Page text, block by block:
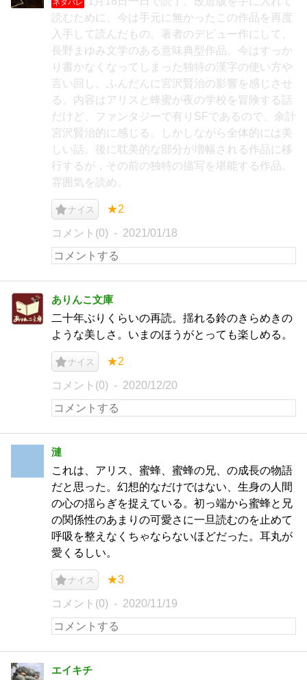
ネタバレ
読むために、今は手元に無かったこの作品を再度
入手して読んだもの。著者のデビュー作にして、
長野まゆみ文学のある意味典型作品。今はすっか
り書かなくなってしまった独特の漢字の使い方や
言い回し、ふんだんに宮沢賢治の影響を感じさせ
る。内容はアリスと蜂蜜が夜の学校を冒険する話
だけど、ファンタジーで有りSFであるので、余計
宮沢賢治的に感じる。しかしながら全体的には美
しい話。後に耽美的な部分が増幅される作品に移
行するが，その前の独特の描写を堪能する作品。
雰囲気を読め。
ナイス ★2
コメント(0) 2021/01/18
ありんこ文庫
二十年ぶりくらいの再読。揺れる鈴のきらめきの
ような美しさ。いまのほうがとっても楽しめる。
ナイス ★2
コメント(0) 2020/12/20
漣
これは、アリス、蜜蜂、蜜蜂の兄、の成長の物語
だと思った。幻想的なだけではない、生身の人間
の心の揺らぎを捉えている。初っ端から蜜蜂と兄
の関係性のあまりの可愛さに一旦読むのを止めて
呼吸を整えなくちゃならないほどだった。耳丸が
愛くるしい。
ナイス ★3
コメント(0) 2020/11/19
エイキチ